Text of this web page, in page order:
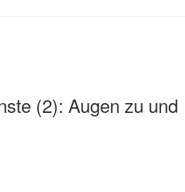
(2): Augen zu und